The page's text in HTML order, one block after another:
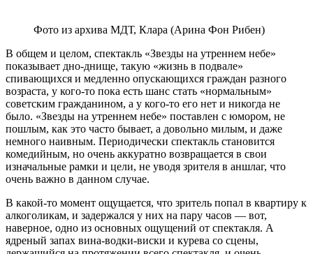
Фото из архива МДТ, Клара (Арина Фон Рибен)
В общем и целом, спектакль «Звезды на утреннем небе»
показывает дно-днище, такую «жизнь в подвале»
спивающихся и медленно опускающихся граждан разного
возраста, у кого-то пока есть шанс стать «нормальным»
советским гражданином, а у кого-то его нет и никогда не
было. «Звезды на утреннем небе» поставлен с юмором, не
пошлым, как это часто бывает, а довольно милым, и даже
немного наивным. Периодически спектакль становится
комедийным, но очень аккуратно возвращается в свои
изначальные рамки и цели, не уводя зрителя в аншлаг, что
очень важно в данном случае.
В какой-то момент ощущается, что зритель попал в квартиру к
алкоголикам, и задержался у них на пару часов — вот,
наверное, одно из основных ощущений от спектакля. А
ядреный запах вина-водки-виски и курева со сцены,